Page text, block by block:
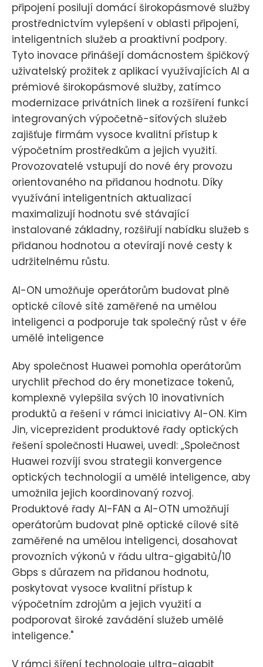
připojení posilují domácí širokopásmové služby
prostřednictvím vylepšení v oblasti připojení,
inteligentních služeb a proaktivní podpory.
Tyto inovace přinášejí domácnostem špičkový
uživatelský prožitek z aplikací využívajících AI a
prémiové širokopásmové služby, zatímco
modernizace privátních linek a rozšíření funkcí
integrovaných výpočetně-síťových služeb
zajišťuje firmám vysoce kvalitní přístup k
výpočetním prostředkům a jejich využití.
Provozovatelé vstupují do nové éry provozu
orientovaného na přidanou hodnotu. Díky
využívání inteligentních aktualizací
maximalizují hodnotu své stávající
instalované základny, rozšiřují nabídku služeb s
přidanou hodnotou a otevírají nové cesty k
udržitelnému růstu.
AI-ON umožňuje operátorům budovat plně
optické cílové sítě zaměřené na umělou
inteligenci a podporuje tak společný růst v éře
umělé inteligence
Aby společnost Huawei pomohla operátorům
urychlit přechod do éry monetizace tokenů,
komplexně vylepšila svých 10 inovativních
produktů a řešení v rámci iniciativy AI-ON. Kim
Jin, viceprezident produktové řady optických
řešení společnosti Huawei, uvedl: „Společnost
Huawei rozvíjí svou strategii konvergence
optických technologií a umělé inteligence, aby
umožnila jejich koordinovaný rozvoj.
Produktové řady AI-FAN a AI-OTN umožňují
operátorům budovat plně optické cílové sítě
zaměřené na umělou inteligenci, dosahovat
provozních výkonů v řádu ultra-gigabitů/10
Gbps s důrazem na přidanou hodnotu,
poskytovat vysoce kvalitní přístup k
výpočetním zdrojům a jejich využití a
podporovat široké zavádění služeb umělé
inteligence."
V rámci šíření technologie ultra-gigabit